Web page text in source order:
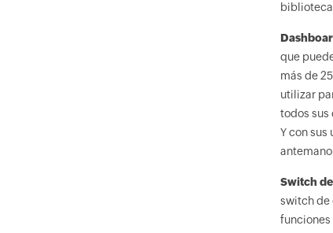
que
más de
utilizar
todos sus
Y con
Switch
switch de
funciones